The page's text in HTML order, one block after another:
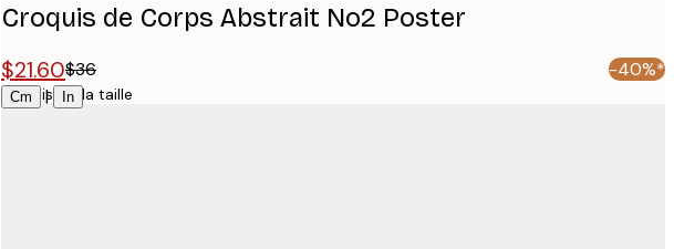
Croquis de Corps Abstrait No2 Poster
$21.60$36 -40%*
Cm | In
Choisissez la taille